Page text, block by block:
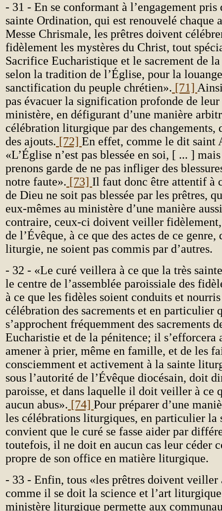
- 31 - En se conformant à l’engagement pris
sainte Ordination, qui est renouvelé chaque
Messe Chrismale, les prêtres doivent
fidèlement les mystères du Christ, tout
Sacrifice Eucharistique et le sacrement de
selon la tradition de l’Église, pour la
sanctification du peuple chrétien». [71]
pas évacuer la signification profonde de leur
ministère, en défigurant d’une manière
célébration liturgique par des changements,
des ajouts. [72] En effet, comme le dit saint
«L’Église n’est pas blessée en soi, [ ... ]
prenons garde de ne pas infliger des
notre faute». [73] Il faut donc être attentif à
de Dieu ne soit pas blessée par les prêtres,
eux-mêmes au ministère d’une manière
contraire, ceux-ci doivent veiller fidèlement,
de l’Évêque, à ce que des actes de ce
liturgie, ne soient pas commis par d’autres.
- 32 - «Le curé veillera à ce que la très
le centre de l’assemblée paroissiale des
à ce que les fidèles soient conduits et
célébration des sacrements et en particulier
s’approchent fréquemment des sacrements
Eucharistie et de la pénitence; il s’efforcera
amener à prier, même en famille, et de les
consciemment et activement à la sainte
sous l’autorité de l’Évêque diocésain, doit
paroisse, et dans laquelle il doit veiller à ce
aucun abus». [74] Pour préparer d’une
les célébrations liturgiques, en particulier la
convient que le curé se fasse aider par
toutefois, il ne doit en aucun cas leur céder
propre de son office en matière liturgique.
- 33 - Enfin, tous «les prêtres doivent
comme il se doit la science et l’art
ministère liturgique permette aux